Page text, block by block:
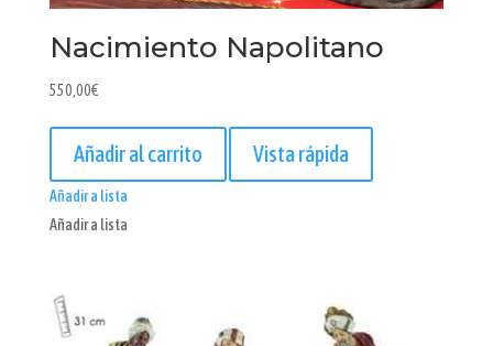
Nacimiento Napolitano
550,00€
Añadir al carrito Vista rápida
Añadir a lista
Añadir a lista